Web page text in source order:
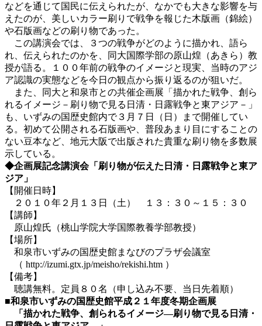
などを通じて国民に伝えられたが、なかでも大きな影響を与
えたのが、美しいカラー刷りで戦争を報じた木版画（錦絵）
や石版画などの刷り物であった。
この講演会では、３つの戦争がどのように描かれ、語ら
れ、伝えられたのかを、同大国際学部の原山煌（あきら）教
授が語る。１００年前の戦争のイメージと現実、当時のアジ
ア認識の実態などを今日の観点から振り返るのが狙いだ。
また、同大と和泉市との共催企画展「描かれた戦争、創ら
れるイメージ－刷り物で見る日清・日露戦争と東アジア－」
も、いずみの国歴史館内で３月７日（日）まで開催してい
る。初めて公開される石版画や、普段あまり目にすることの
ない豆本など、地元大阪で出版された貴重な刷り物を多数展
示している。
◆企画展記念講演会「刷り物が伝えた日清・日露戦争と東ア
ジア」
【開催日時】
２０１０年２月１３日（土） １３：３０～１５：３０
【講師】
原山煌氏（桃山学院大学国際教養学部教授）
【場所】
和泉市いずみの国歴史館まなびのプラザ会議室
（ http://izumi.gtx.jp/meisho/rekishi.htm ）
【備考】
聴講無料。定員８０名（申し込み不要、当日先着順）
■和泉市いずみの国歴史館平成２１年度冬期企画展
「描かれた戦争、創られるイメージ―刷り物で見る日清・